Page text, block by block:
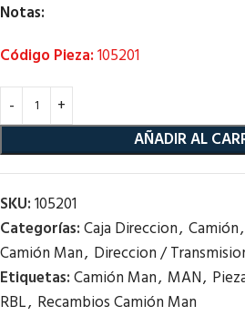
Notas:
Código Pieza:105201
AÑADIR AL
SKU:105201
Categorías:Caja Direccion, Camión,
Camión Man, Direccion /
Etiquetas:Camión Man, MAN,
RBL, Recambios Camión Man